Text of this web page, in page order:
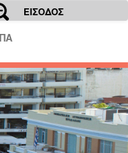
ΕΙΣΟΔΟΣ